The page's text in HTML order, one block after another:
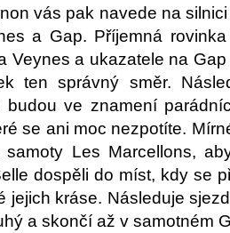
vás pak navede na
a Gap. Příjemná
Veynes a ukazatele na
ten správný směr.
budou ve znamení
se ani moc nezpotíte.
Les Marcellons,
dospěli do míst, kdy se
jejich kráse. Následuje
a skončí až v samotném